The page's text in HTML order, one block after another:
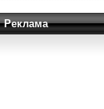
Реклама